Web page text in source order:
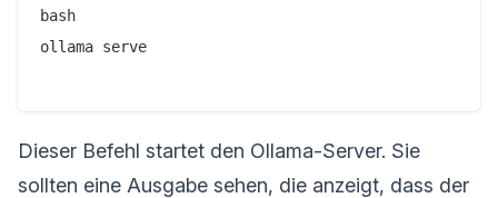
bash
ollama serve
Dieser Befehl startet den Ollama-Server. Sie
sollten eine Ausgabe sehen, die anzeigt, dass der